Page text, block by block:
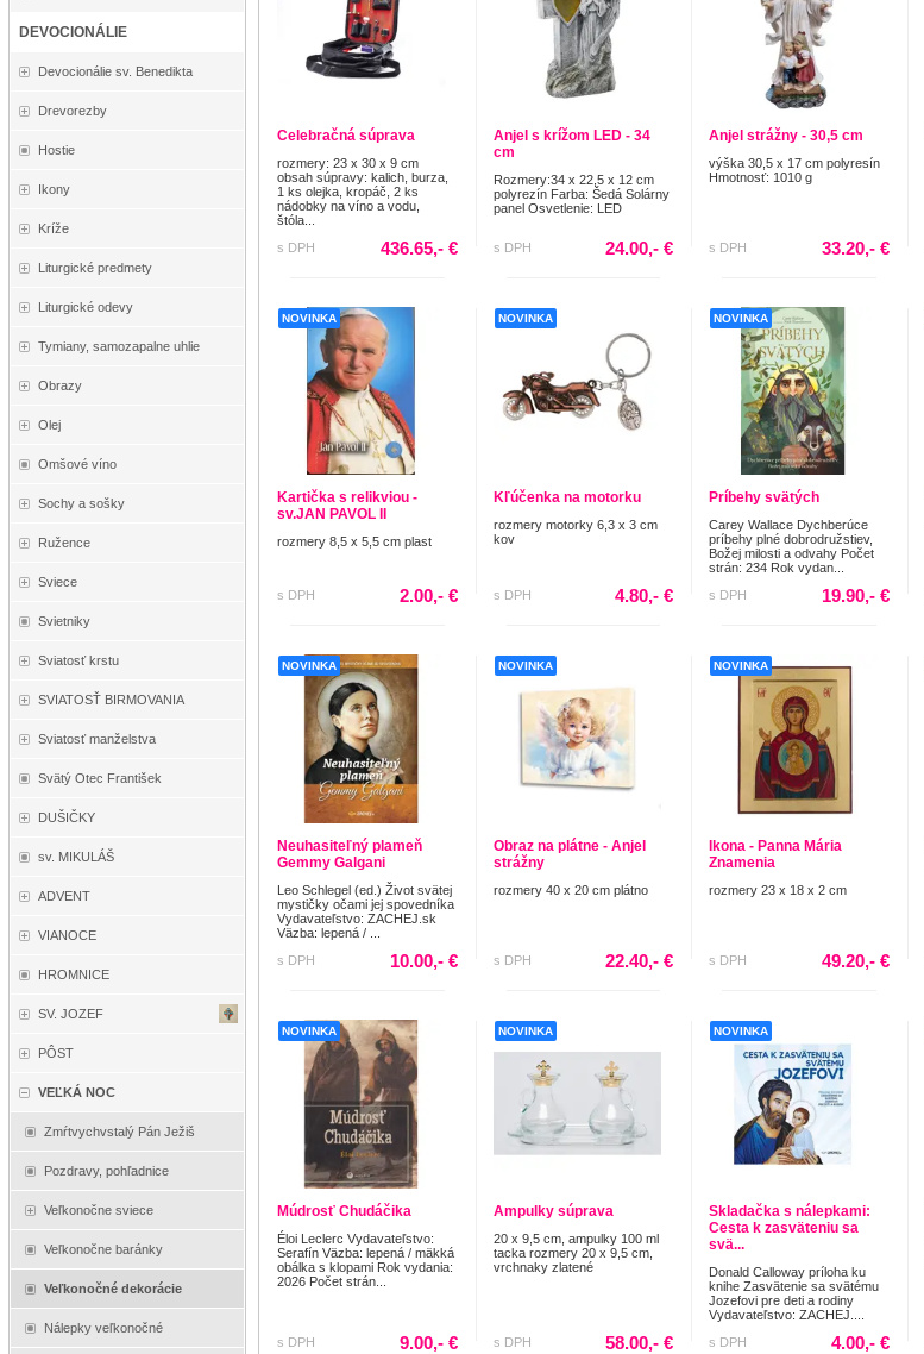
DEVOCIONÁLIE
Devocionálie sv. Benedikta
Drevorezby
Hostie
Ikony
Kríže
Liturgické predmety
Liturgické odevy
Tymiany, samozapalne uhlie
Obrazy
Olej
Omšové víno
Sochy a sošky
Ružence
Sviece
Svietniky
Sviatosť krstu
SVIATOSŤ BIRMOVANIA
Sviatosť manželstva
Svätý Otec František
DUŠIČKY
sv. MIKULÁŠ
ADVENT
VIANOCE
HROMNICE
SV. JOZEF
PÔST
VEĽKÁ NOC
Zmŕtvychvstalý Pán Ježiš
Pozdravy, pohľadnice
Veľkonočne sviece
Veľkonočne baránky
Veľkonočné dekorácie
Nálepky veľkonočné
Celebračná súprava
rozmery: 23 x 30 x 9 cm
obsah súpravy: kalich, burza,
1 ks olejka, kropáč, 2 ks
nádobky na víno a vodu,
štóla...
s DPH
436.65,- €
Anjel s krížom LED - 34
cm
Rozmery:34 x 22,5 x 12 cm
polyrezín Farba: Šedá Solárny
panel Osvetlenie: LED
s DPH 24.00,- €
Anjel strážny - 30,5 cm
výška 30,5 x 17 cm polyresín
Hmotnosť: 1010 g
s DPH 33.20,- €
NOVINKA
Kartička s relikviou -
sv.JAN PAVOL II
rozmery 8,5 x 5,5 cm plast
s DPH 2.00,- €
NOVINKA
Kľúčenka na motorku
rozmery motorky 6,3 x 3 cm
kov
s DPH 4.80,- €
NOVINKA
Príbehy svätých
Carey Wallace Dychberúce
príbehy plné dobrodružstiev,
Božej milosti a odvahy Počet
strán: 234 Rok vydan...
s DPH
19.90,- €
NOVINKA
Neuhasiteľný plameň
Gemmy Galgani
Leo Schlegel (ed.) Život svätej
mystičky očami jej spovedníka
Vydavateľstvo: ZACHEJ.sk
Väzba: lepená / ...
s DPH
10.00,- €
NOVINKA
Obraz na plátne - Anjel
strážny
rozmery 40 x 20 cm plátno
s DPH 22.40,- €
NOVINKA
Ikona - Panna Mária
Znamenia
rozmery 23 x 18 x 2 cm
s DPH 49.20,- €
NOVINKA
Múdrosť Chudáčika
Éloi Leclerc Vydavateľstvo:
Serafín Väzba: lepená / mäkká
obálka s klopami Rok vydania:
2026 Počet strán...
s DPH 9.00,- €
NOVINKA
Ampulky súprava
20 x 9,5 cm, ampulky 100 ml
tacka rozmery 20 x 9,5 cm,
vrchnaky zlatené
s DPH 58.00,- €
NOVINKA
Skladačka s nálepkami:
Cesta k zasväteniu sa
svä...
Donald Calloway príloha ku
knihe Zasvätenie sa svätému
Jozefovi pre deti a rodiny
Vydavateľstvo: ZACHEJ....
s DPH
4.00,- €